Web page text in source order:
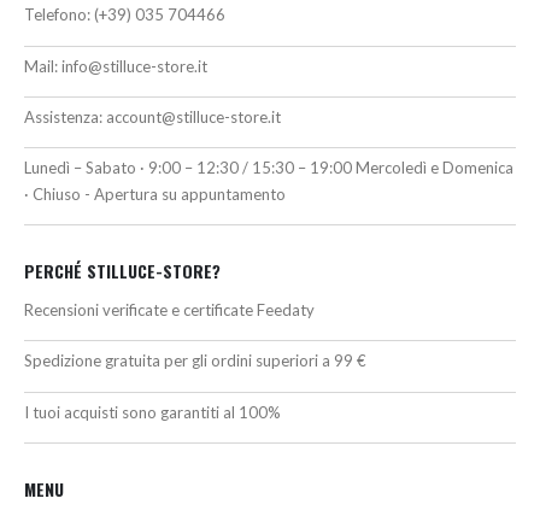
Telefono: (+39) 035 704466
Mail:info@stilluce-store.it
Assistenza: account@stilluce-store.it
Lunedì – Sabato · 9:00 – 12:30 / 15:30 – 19:00 Mercoledì e Domenica
· Chiuso - Apertura su appuntamento
PERCHÉ STILLUCE-STORE?
Recensioni verificate e certificate Feedaty
Spedizione gratuita per gli ordini superiori a 99 €
I tuoi acquisti sono garantiti al 100%
MENU